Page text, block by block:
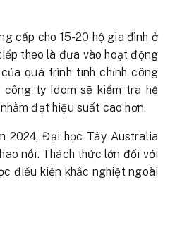
cấp cho 15-20 hộ gia đình ở
theo là đưa vào hoạt động
quá trình tinh chỉnh công
ty Idom sẽ kiểm tra hệ
đạt hiệu suất cao hơn.
2024, Đại học Tây Australia
nổi. Thách thức lớn đối với
điều kiện khắc nghiệt ngoài